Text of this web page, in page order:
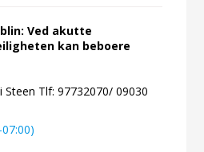
Ved akutte
kan beboere
Steen Tlf: 97732070/ 09030